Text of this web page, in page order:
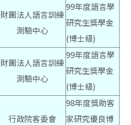
財團法人語言訓練
測驗中心
99年度語言學
研究生獎學金
(博士級)
財團法人語言訓練
測驗中心
99年度語言學
研究生獎學金
(博士級)
行政院客委會
98年度獎助客
家研究優良博